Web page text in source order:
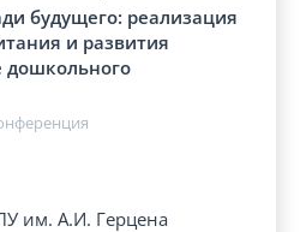
будущего: реализация
и развития
дошкольного
им. А.И. Герцена